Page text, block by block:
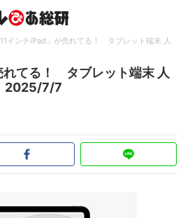
11インチiPad」が売れてる！ タブレット端末 人
れてる！ タブレット端末 人
2025/7/7